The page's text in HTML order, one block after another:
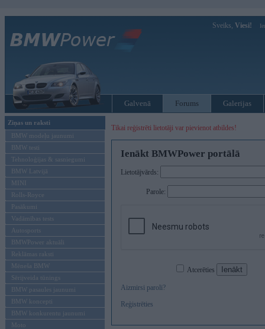
Sveiks, Viesi!
Galvenā Forums Galerijas
Ziņas un raksti
BMW modeļu jaunumi
BMW testi
Tehnoloģijas & sasniegumi
BMW Latvijā
MINI
Rolls-Royce
Pasākumi
Vadāmības tests
Autosports
BMWPower aktuāli
Reklāmas raksti
Mēneša BMW
Sērijveida tūnings
BMW pasaules jaunumi
BMW koncepti
BMW konkurentu jaunumi
Moto
Tikai reģistrēti lietotāji var pievienot atbildes!
Ienākt BMWPower portālā
Lietotājvārds:
Parole:
Atcerēties
Aizmirsi paroli?
Reģistrēties